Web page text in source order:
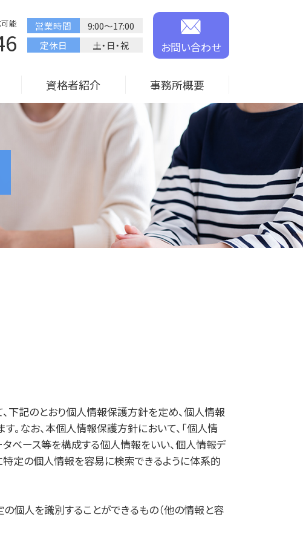
能 営業時間
9:00～17:00
定休日
土・日・祝 お問い合わせ
資格者紹介 事務所概要
下記のとおり個人情報保護方針を定め、個人情報
。なお、本個人情報保護方針において、｢個人情
ベース等を構成する個人情報をいい、個人情報デ
特定の個人情報を容易に検索できるように体系的
個人を識別することができるもの（他の情報と容